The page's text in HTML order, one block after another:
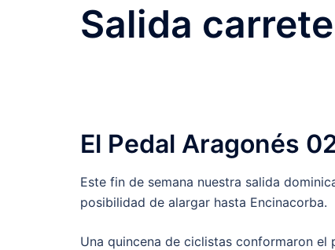
Salida
El Pedal Aragonés
Este fin de semana nuestra salida
posibilidad de alargar hasta Encinacorba.
Una quincena de ciclistas conformaron